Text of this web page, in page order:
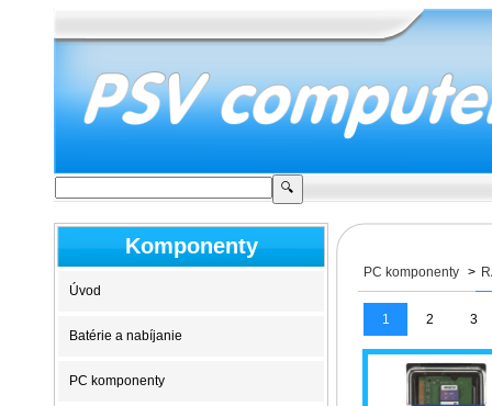
Komponenty
Úvod
Batérie a nabíjanie
PC komponenty
PC komponenty >
1 2 3